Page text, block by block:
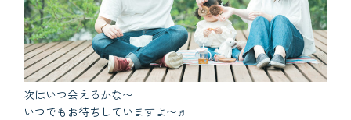
次はいつ会えるかな〜
いつでもお待ちしていますよ〜♬